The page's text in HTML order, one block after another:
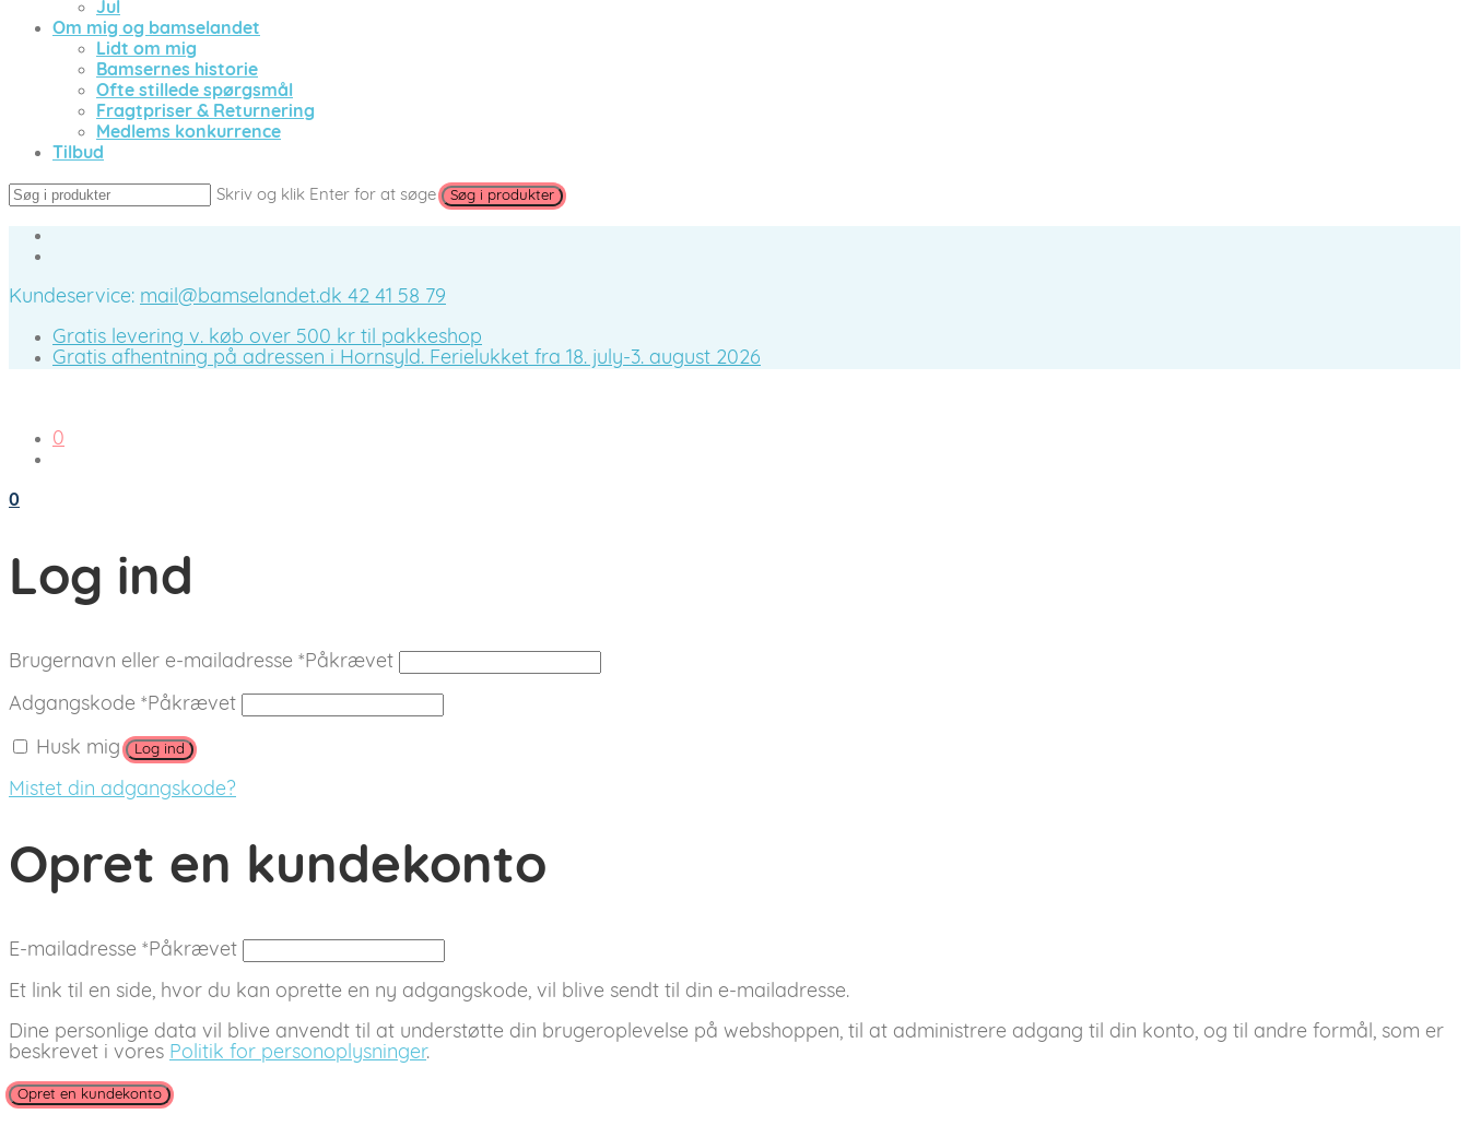
Jul
Om mig og bamselandet
Lidt om mig
Bamsernes historie
Ofte stillede spørgsmål
Fragtpriser & Returnering
Medlems konkurrence
Tilbud
Skriv og klik Enter for at søge
Kundeservice: mail@bamselandet.dk 42 41 58 79
Gratis levering v. køb over 500 kr til pakkeshop
Gratis afhentning på adressen i Hornsyld. Ferielukket fra 18. july-3. august 2026
0
0
Log ind
Brugernavn eller e-mailadresse *Påkrævet
Adgangskode *Påkrævet
Husk mig Log ind
Mistet din adgangskode?
Opret en kundekonto
E-mailadresse *Påkrævet
Et link til en side, hvor du kan oprette en ny adgangskode, vil blive sendt til din e-mailadresse.
Dine personlige data vil blive anvendt til at understøtte din brugeroplevelse på webshoppen, til at administrere adgang til din konto, og til andre formål, som er
beskrevet i vores Politik for personoplysninger.
Opret en kundekonto